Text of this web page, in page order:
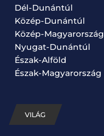
Dél-Dunántúl
Közép-Dunántúl
Közép-Magyarország
Nyugat-Dunántúl
Észak-Alföld
Észak-Magyarország
VILÁG